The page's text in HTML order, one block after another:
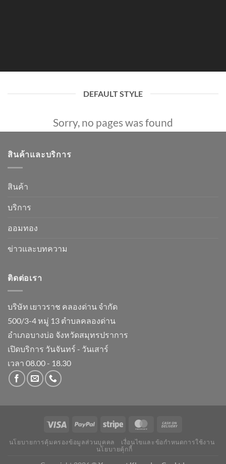
DEFAULT STYLE
Sorry, no pages was found
สินค้าและบริการ
สินค้า
บริการ
ออมทอง
ข่าวและบทความ
ติดต่อเรา
บริษัท เยาวราช คลองด่าน จำกัด
500/3-4 หมู่ 13 ตำบลคลองด่าน
อำเภอบางบ่อ จังหวัดสมุทรปราการ
เปิดบริการ วันจันทร์ - วันเสาร์
เวลา 08.00 - 18.30
นโยบายการคุ้มครองข้อมูลส่วนบุคคล
เงื่อนไขและข้อกำหนดการใช้งาน
นโยบายคุ้กกี้